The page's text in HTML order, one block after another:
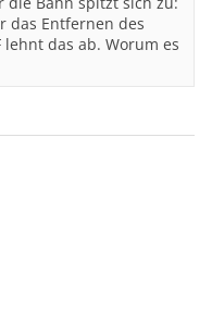
das Entfernen des
lehnt das ab. Worum es